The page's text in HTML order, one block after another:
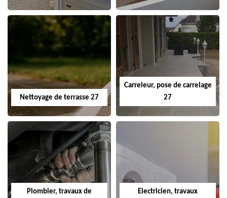
Nettoyage de terrasse 27
Carreleur, pose de carrelage
27
Plombier, travaux de
Electricien, travaux